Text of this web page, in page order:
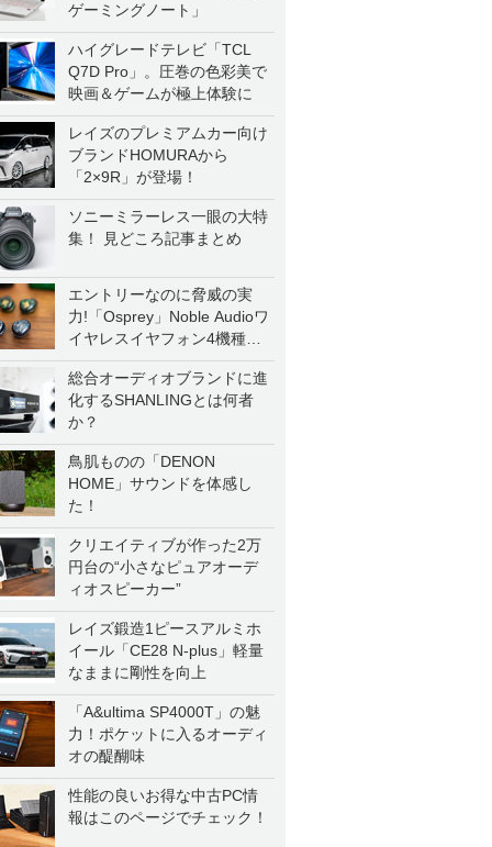
ゲーミングノート」
ハイグレードテレビ「TCL
Q7D Pro」。圧巻の色彩美で
映画＆ゲームが極上体験に
レイズのプレミアムカー向け
ブランドHOMURAから
「2×9R」が登場！
ソニーミラーレス一眼の大特
集！ 見どころ記事まとめ
エントリーなのに脅威の実
力!「Osprey」Noble Audioワ
イヤレスイヤフォン4機種を
一気に聴く
総合オーディオブランドに進
化するSHANLINGとは何者
か？
鳥肌ものの「DENON
HOME」サウンドを体感し
た！
クリエイティブが作った2万
円台の“小さなピュアオーデ
ィオスピーカー”
レイズ鍛造1ピースアルミホ
イール「CE28 N-plus」軽量
なままに剛性を向上
「A&ultima SP4000T」の魅
力！ポケットに入るオーディ
オの醍醐味
性能の良いお得な中古PC情
報はこのページでチェック！